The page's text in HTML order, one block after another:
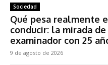
Sociedad
Qué pesa realmente
conducir: la mirada
examinador con 25
9 de agosto de 2026